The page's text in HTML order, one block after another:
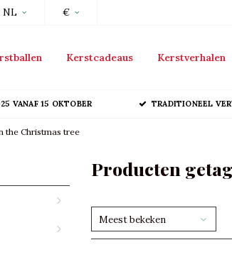
NL €
Kerstcadeaus Kerstverhalen
VANAF 15 OKTOBER TRADITIONEEL
the Christmas tree
Producten
Meest bekeken